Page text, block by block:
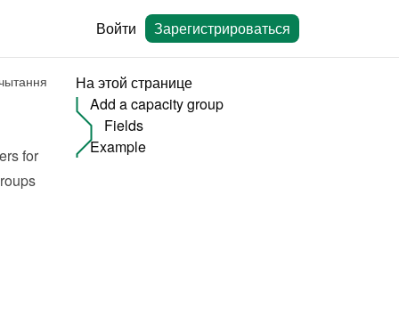
Войти Зарегистрироваться
for
На этой странице
Add a capacity group
Fields
Example